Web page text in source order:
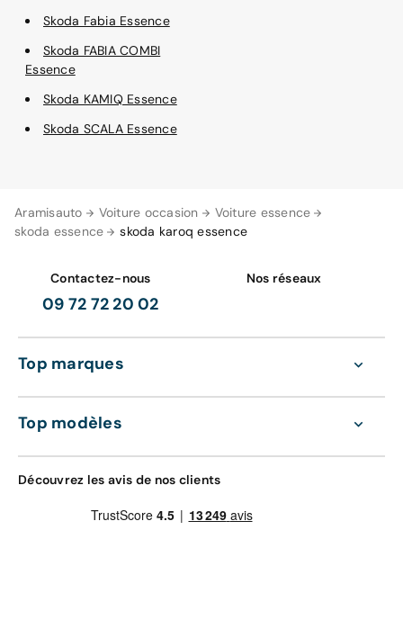
Aramisauto Voiture occasion
Voiture essence
skoda essence
skoda karoq essence
Skoda Fabia Essence
Skoda FABIA COMBI
Essence
Skoda KAMIQ Essence
Skoda SCALA Essence
Contactez-nous
09 72 72 20 02
Nos réseaux
Top marques
Top modèles
Découvrez les avis de nos clients